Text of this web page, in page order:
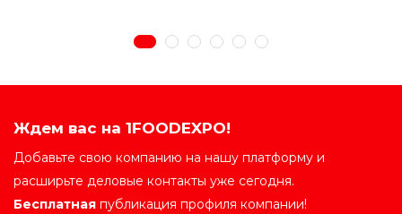
Ждем вас на 1FOODEXPO!
Добавьте свою компанию на нашу платформу и
расширьте деловые контакты уже сегодня.
Бесплатная публикация профиля компании!